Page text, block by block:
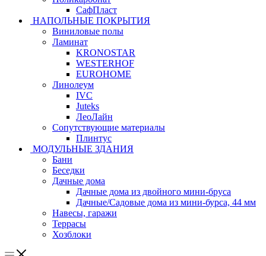
СафПласт
НАПОЛЬНЫЕ ПОКРЫТИЯ
Виниловые полы
Ламинат
KRONOSTAR
WESTERHOF
EUROHOME
Линолеум
IVC
Juteks
ЛеоЛайн
Сопутствующие материалы
Плинтус
МОДУЛЬНЫЕ ЗДАНИЯ
Бани
Беседки
Дачные дома
Дачные дома из двойного мини-бруса
Дачные/Садовые дома из мини-бурса, 44 мм
Навесы, гаражи
Террасы
Хозблоки